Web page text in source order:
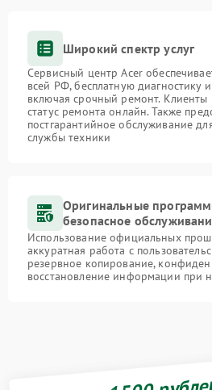
Широкий спектр услуг
Сервисный центр Acer
всей РФ, бесплатную диагностику
включая срочный ремонт. Клиенты
статус ремонта онлайн. Также
постгарантийное обслуживание
службы техники
Оригинальные
безопасное
Использование официальных
аккуратная работа с
резервное копирование,
восстановление информации при